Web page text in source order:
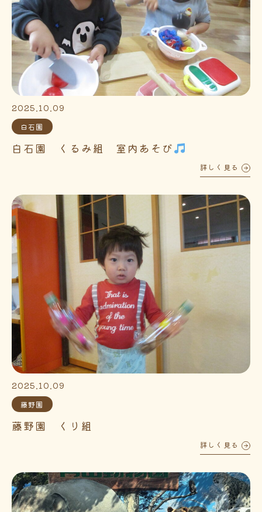
2025.10.09
白石園
白石園 くるみ組 室内あそび
詳しく見る
2025.10.09
藤野園
藤野園 くり組
詳しく見る